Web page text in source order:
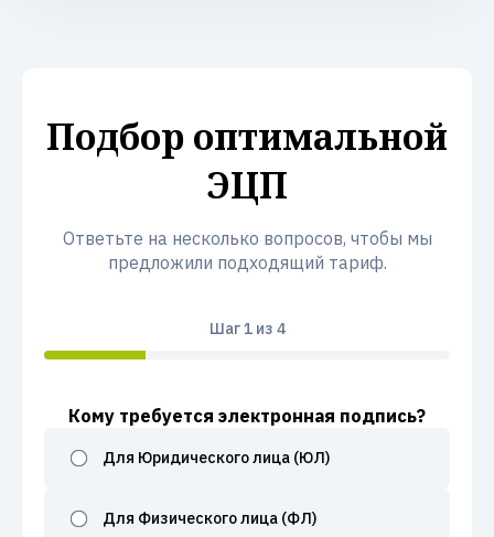
Подбор оптимальной
ЭЦП
Ответьте на несколько вопросов, чтобы мы
предложили подходящий тариф.
Шаг1из 4
Кому требуется электронная подпись?
Для Юридического лица (ЮЛ)
Для Физического лица (ФЛ)